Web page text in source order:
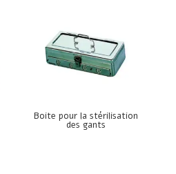
Boite pour la stérilisation
des gants